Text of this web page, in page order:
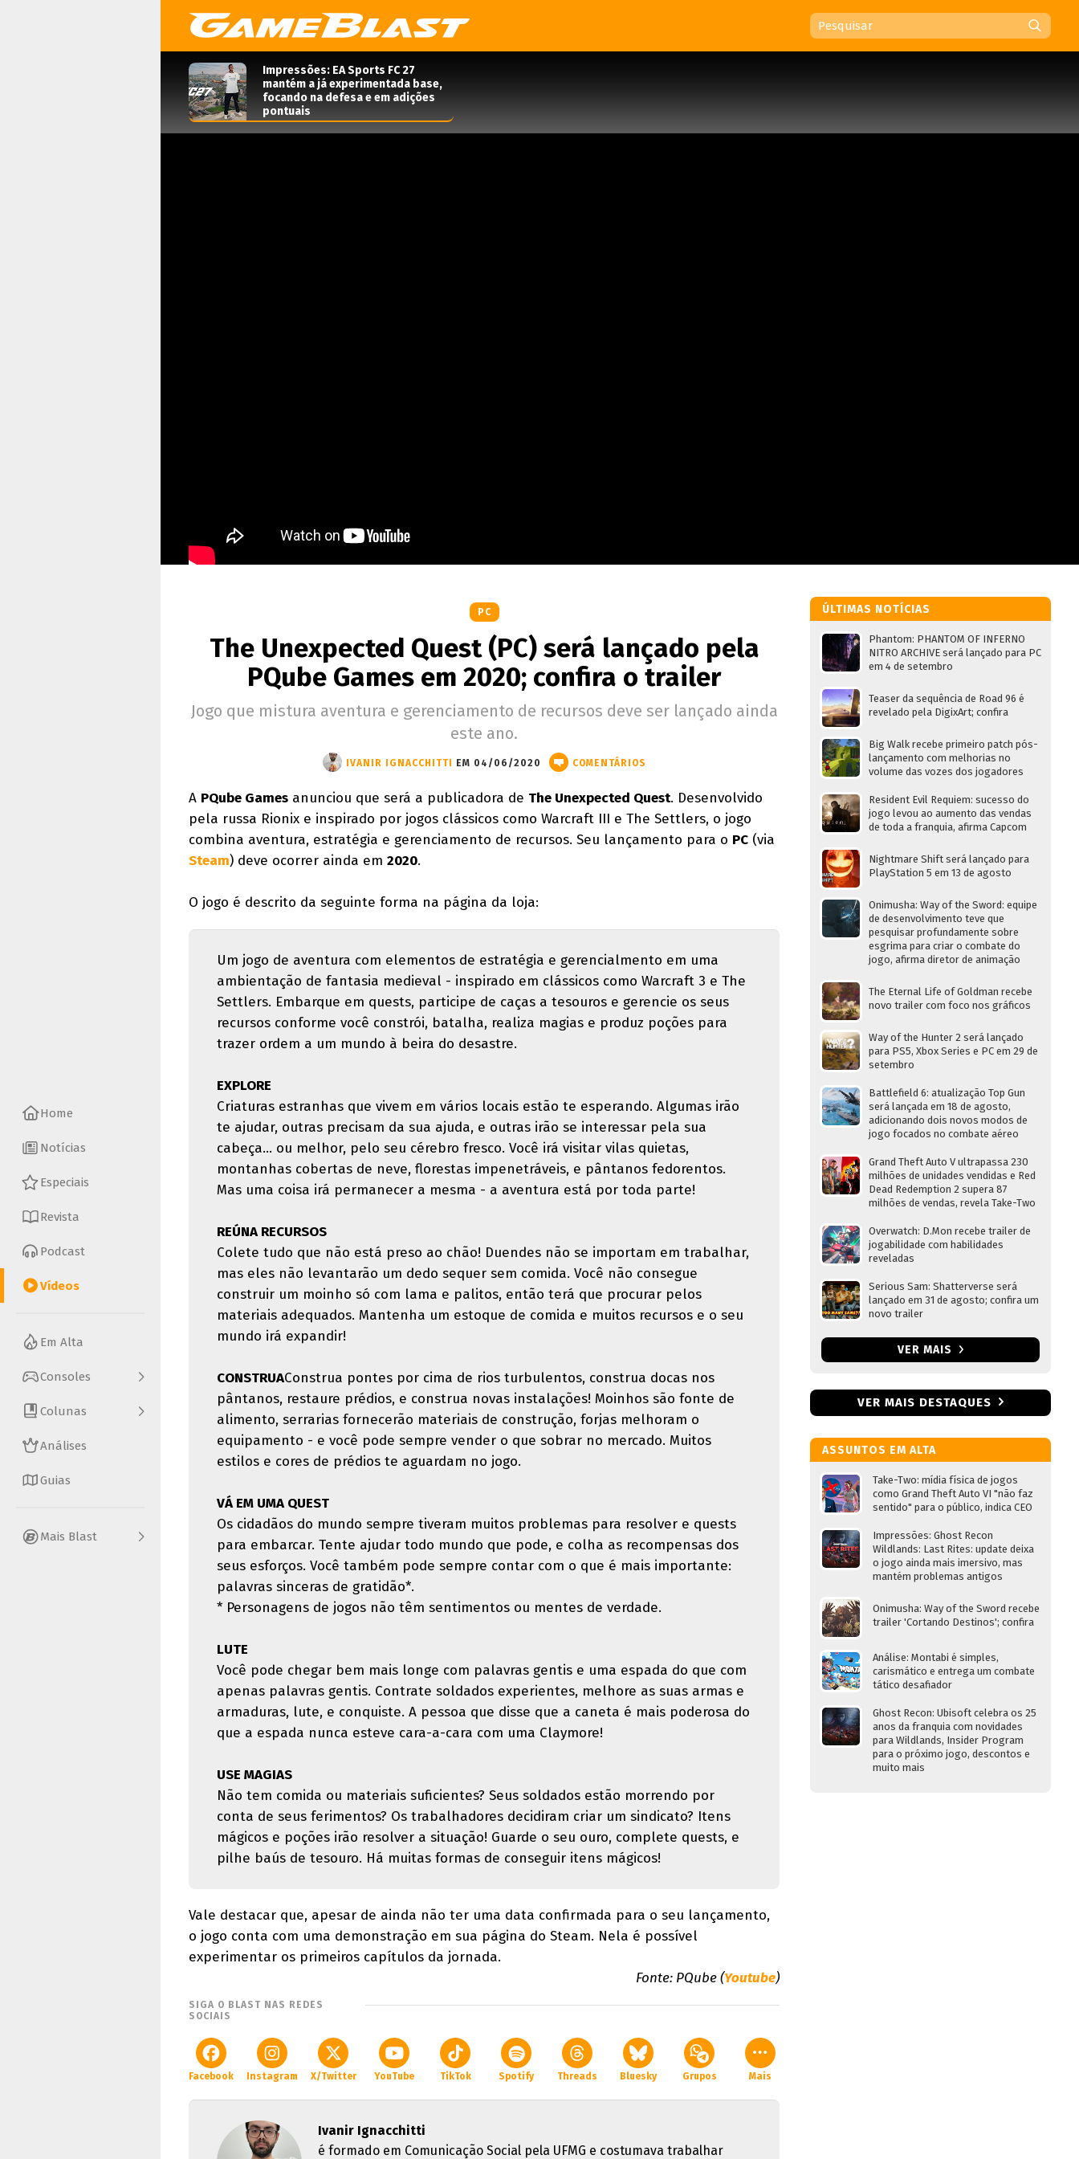
Home
Notícias
Especiais
Revista
Podcast
Vídeos
Em Alta
Consoles
Colunas
Análises
Guias
Mais Blast
Impressões: EA Sports FC 27
mantém a já experimentada base,
focando na defesa e em adições
pontuais
PC
The Unexpected Quest (PC) será lançado pela
PQube Games em 2020; confira o trailer
Jogo que mistura aventura e gerenciamento de recursos deve ser lançado ainda
este ano.
IVANIR IGNACCHITTI EM 04/06/2020 COMENTÁRIOS
A PQube Games anunciou que será a publicadora de The Unexpected Quest. Desenvolvido
pela russa Rionix e inspirado por jogos clássicos como Warcraft III e The Settlers, o jogo
combina aventura, estratégia e gerenciamento de recursos. Seu lançamento para o PC (via
Steam) deve ocorrer ainda em 2020.
O jogo é descrito da seguinte forma na página da loja:
Um jogo de aventura com elementos de estratégia e gerencialmento em uma
ambientação de fantasia medieval - inspirado em clássicos como Warcraft 3 e The
Settlers. Embarque em quests, participe de caças a tesouros e gerencie os seus
recursos conforme você constrói, batalha, realiza magias e produz poções para
trazer ordem a um mundo à beira do desastre.
EXPLORE
Criaturas estranhas que vivem em vários locais estão te esperando. Algumas irão
te ajudar, outras precisam da sua ajuda, e outras irão se interessar pela sua
cabeça... ou melhor, pelo seu cérebro fresco. Você irá visitar vilas quietas,
montanhas cobertas de neve, florestas impenetráveis, e pântanos fedorentos.
Mas uma coisa irá permanecer a mesma - a aventura está por toda parte!
REÚNA RECURSOS
Colete tudo que não está preso ao chão! Duendes não se importam em trabalhar,
mas eles não levantarão um dedo sequer sem comida. Você não consegue
construir um moinho só com lama e palitos, então terá que procurar pelos
materiais adequados. Mantenha um estoque de comida e muitos recursos e o seu
mundo irá expandir!
CONSTRUAConstrua pontes por cima de rios turbulentos, construa docas nos
pântanos, restaure prédios, e construa novas instalações! Moinhos são fonte de
alimento, serrarias fornecerão materiais de construção, forjas melhoram o
equipamento - e você pode sempre vender o que sobrar no mercado. Muitos
estilos e cores de prédios te aguardam no jogo.
VÁ EM UMA QUEST
Os cidadãos do mundo sempre tiveram muitos problemas para resolver e quests
para embarcar. Tente ajudar todo mundo que pode, e colha as recompensas dos
seus esforços. Você também pode sempre contar com o que é mais importante:
palavras sinceras de gratidão*.
* Personagens de jogos não têm sentimentos ou mentes de verdade.
LUTE
Você pode chegar bem mais longe com palavras gentis e uma espada do que com
apenas palavras gentis. Contrate soldados experientes, melhore as suas armas e
armaduras, lute, e conquiste. A pessoa que disse que a caneta é mais poderosa do
que a espada nunca esteve cara-a-cara com uma Claymore!
USE MAGIAS
Não tem comida ou materiais suficientes? Seus soldados estão morrendo por
conta de seus ferimentos? Os trabalhadores decidiram criar um sindicato? Itens
mágicos e poções irão resolver a situação! Guarde o seu ouro, complete quests, e
pilhe baús de tesouro. Há muitas formas de conseguir itens mágicos!
Vale destacar que, apesar de ainda não ter uma data confirmada para o seu lançamento,
o jogo conta com uma demonstração em sua página do Steam. Nela é possível
experimentar os primeiros capítulos da jornada.
Fonte: PQube (Youtube)
SIGA O BLAST NAS REDES
SOCIAIS
Facebook Instagram X/Twitter YouTube TikTok Spotify Threads Bluesky Grupos Mais
Ivanir Ignacchitti
é formado em Comunicação Social pela UFMG e costumava trabalhar
ÚLTIMAS NOTÍCIAS
Phantom: PHANTOM OF INFERNO
NITRO ARCHIVE será lançado para PC
em 4 de setembro
Teaser da sequência de Road 96 é
revelado pela DigixArt; confira
Big Walk recebe primeiro patch pós-
lançamento com melhorias no
volume das vozes dos jogadores
Resident Evil Requiem: sucesso do
jogo levou ao aumento das vendas
de toda a franquia, afirma Capcom
Nightmare Shift será lançado para
PlayStation 5 em 13 de agosto
Onimusha: Way of the Sword: equipe
de desenvolvimento teve que
pesquisar profundamente sobre
esgrima para criar o combate do
jogo, afirma diretor de animação
The Eternal Life of Goldman recebe
novo trailer com foco nos gráficos
Way of the Hunter 2 será lançado
para PS5, Xbox Series e PC em 29 de
setembro
Battlefield 6: atualização Top Gun
será lançada em 18 de agosto,
adicionando dois novos modos de
jogo focados no combate aéreo
Grand Theft Auto V ultrapassa 230
milhões de unidades vendidas e Red
Dead Redemption 2 supera 87
milhões de vendas, revela Take-Two
Overwatch: D.Mon recebe trailer de
jogabilidade com habilidades
reveladas
Serious Sam: Shatterverse será
lançado em 31 de agosto; confira um
novo trailer
VER MAIS
VER MAIS DESTAQUES
ASSUNTOS EM ALTA
Take-Two: mídia física de jogos
como Grand Theft Auto VI "não faz
sentido" para o público, indica CEO
Impressões: Ghost Recon
Wildlands: Last Rites: update deixa
o jogo ainda mais imersivo, mas
mantém problemas antigos
Onimusha: Way of the Sword recebe
trailer 'Cortando Destinos'; confira
Análise: Montabi é simples,
carismático e entrega um combate
tático desafiador
Ghost Recon: Ubisoft celebra os 25
anos da franquia com novidades
para Wildlands, Insider Program
para o próximo jogo, descontos e
muito mais